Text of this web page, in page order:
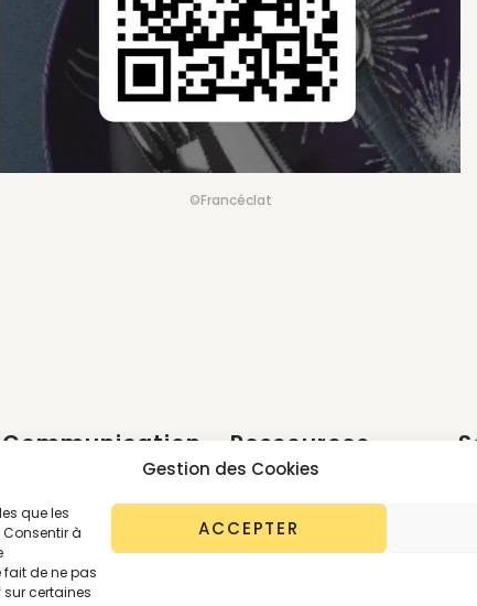
Gestion des Cookies
que les
à
de ne pas
certaines
ACCEPTER
©Francéclat
Communication
INCLUSIVITÉ
LUXE
PRET-A-PORTER
Ressources
LEXIQUE DES MATIÈRES